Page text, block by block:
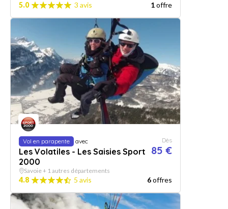
5.0 3 avis 1offre
Vol en parapente avec
Les Volatiles - Les Saisies Sport
2000
Dès
85 €
Savoie + 1 autres départements
4.8 5 avis 6offres